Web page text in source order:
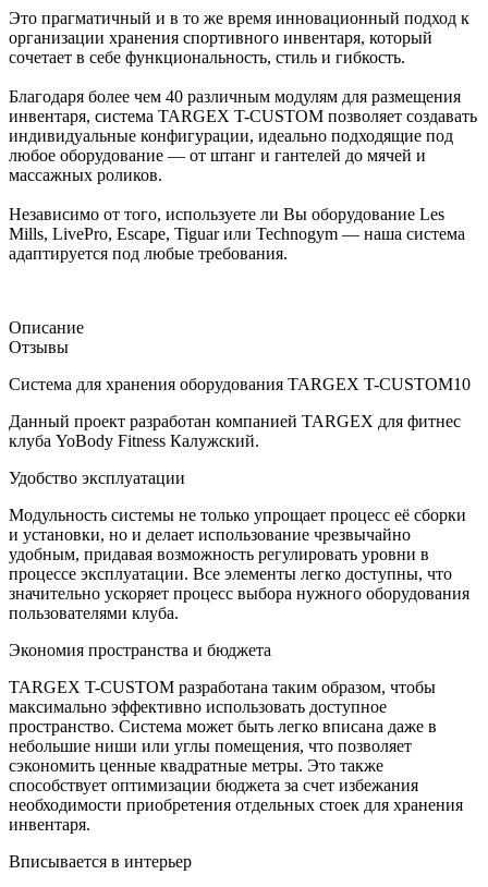
Это прагматичный и в то же время инновационный подход к
организации хранения спортивного инвентаря, который
сочетает в себе функциональность, стиль и гибкость.
Благодаря более чем 40 различным модулям для размещения
инвентаря, система TARGEX T-CUSTOM позволяет создавать
индивидуальные конфигурации, идеально подходящие под
любое оборудование — от штанг и гантелей до мячей и
массажных роликов.
Независимо от того, используете ли Вы оборудование Les
Mills, LivePro, Escape, Tiguar или Technogym — наша система
адаптируется под любые требования.
Описание
Отзывы
Система для хранения оборудования TARGEX T-CUSTOM10
Данный проект разработан компанией TARGEX для фитнес
клуба YoBody Fitness Калужский.
Удобство эксплуатации
Модульность системы не только упрощает процесс её сборки
и установки, но и делает использование чрезвычайно
удобным, придавая возможность регулировать уровни в
процессе эксплуатации. Все элементы легко доступны, что
значительно ускоряет процесс выбора нужного оборудования
пользователями клуба.
Экономия пространства и бюджета
TARGEX T-CUSTOM разработана таким образом, чтобы
максимально эффективно использовать доступное
пространство. Система может быть легко вписана даже в
небольшие ниши или углы помещения, что позволяет
сэкономить ценные квадратные метры. Это также
способствует оптимизации бюджета за счет избежания
необходимости приобретения отдельных стоек для хранения
инвентаря.
Вписывается в интерьер